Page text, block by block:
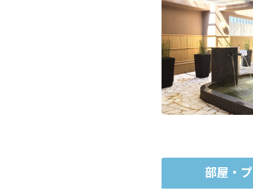
部屋・